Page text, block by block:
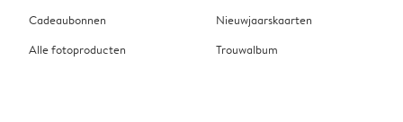
Cadeaubonnen
Alle fotoproducten
Nieuwjaarskaarten
Trouwalbum